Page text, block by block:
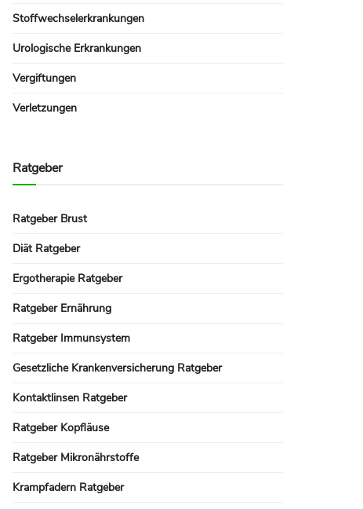
Stoffwechselerkrankungen
Urologische Erkrankungen
Vergiftungen
Verletzungen
Ratgeber
Ratgeber Brust
Diät Ratgeber
Ergotherapie Ratgeber
Ratgeber Ernährung
Ratgeber Immunsystem
Gesetzliche Krankenversicherung Ratgeber
Kontaktlinsen Ratgeber
Ratgeber Kopfläuse
Ratgeber Mikronährstoffe
Krampfadern Ratgeber